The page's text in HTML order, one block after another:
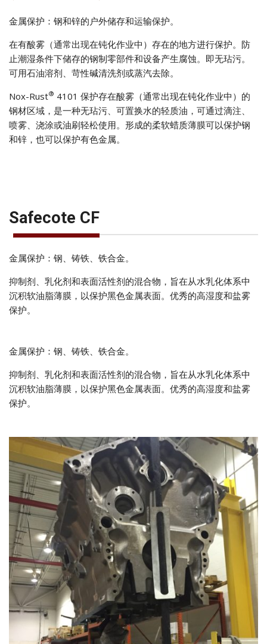
金属保护：钢和锌的户外储存和运输保护。
在有酸雾（通常出现在钝化作业中）存在的地方进行保护。防
止潮湿条件下储存的钢制零部件和设备产生腐蚀。即无玷污。
可用石油溶剂、苛性碱清洗剂或蒸汽去除。
Nox-Rust® 4101 保护存在酸雾（通常出现在钝化作业中）的
钢材区域，是一种无玷污、可置换水的轻质油，可通过滴注、
喷雾、浇涂或油刷轻松使用。形成的柔软蜡质薄膜可以保护钢
和锌，也可以保护有色金属。
Safecote CF
金属保护：钢、铸铁、铁合金。
抑制剂、乳化剂和表面活性剂的混合物，旨在从水乳化体系中
沉积软油脂薄膜，以保护黑色金属表面。优秀的高湿度和盐雾
保护。
金属保护：钢、铸铁、铁合金。
抑制剂、乳化剂和表面活性剂的混合物，旨在从水乳化体系中
沉积软油脂薄膜，以保护黑色金属表面。优秀的高湿度和盐雾
保护。